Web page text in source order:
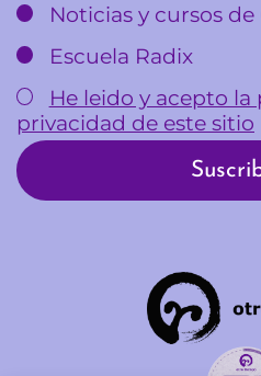
Noticias y cursos
Escuela Radix
He leido y acepto
privacidad de este sitio